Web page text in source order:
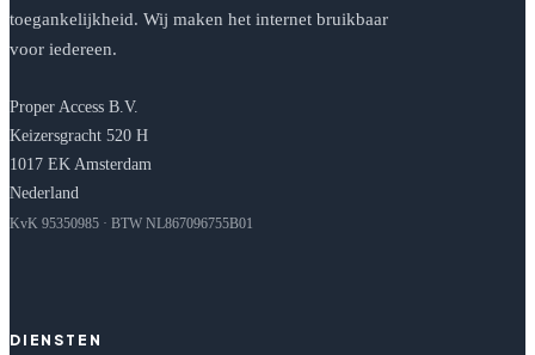
toegankelijkheid. Wij maken het internet bruikbaar
voor iedereen.
Proper Access B.V.
Keizersgracht 520 H
1017 EK Amsterdam
Nederland
KvK 95350985 · BTW NL867096755B01
DIENSTEN